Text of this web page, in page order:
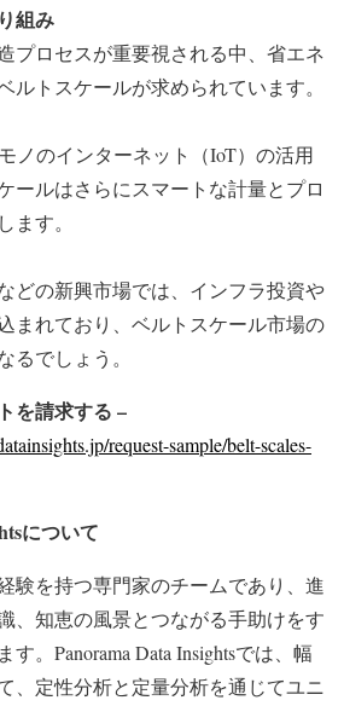
組み
プロセスが重要視される中、省エネ
ルトスケールが求められています。
ノのインターネット（IoT）の活用
ールはさらにスマートな計量とプロ
ます。
どの新興市場では、インフラ投資や
まれており、ベルトスケール市場の
るでしょう。
を請求する –
request-sample/belt-scales-
について
験を持つ専門家のチームであり、進
、知恵の風景とつながる手助けをす
。Panorama Data Insightsでは、幅
、定性分析と定量分析を通じてユニ